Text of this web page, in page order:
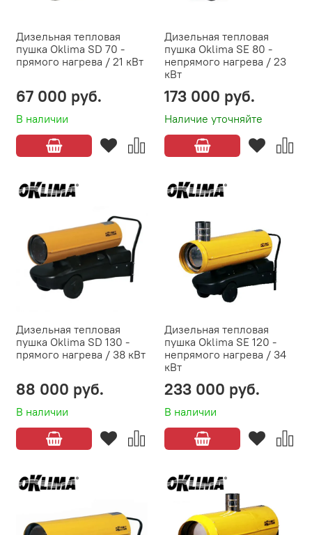
Дизельная тепловая
пушка Oklima SD 70 -
прямого нагрева / 21 кВт
В наличии
67 000 руб.
Дизельная тепловая
пушка Oklima SE 80 -
непрямого нагрева / 23
кВт
Наличие уточняйте
173 000 руб.
Дизельная тепловая
пушка Oklima SD 130 -
прямого нагрева / 38 кВт
В наличии
88 000 руб.
Дизельная тепловая
пушка Oklima SE 120 -
непрямого нагрева / 34
кВт
В наличии
233 000 руб.